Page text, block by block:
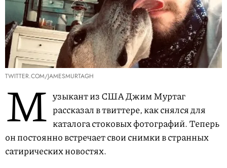
TWITTER.COM/JAMESMURTAGH
М узыкант из США Джим Муртаг
рассказал в твиттере, как снялся для
каталога стоковых фотографий. Теперь
он постоянно встречает свои снимки в странных
сатирических новостях.